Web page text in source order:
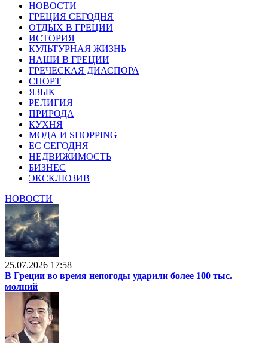
НОВОСТИ
ГРЕЦИЯ СЕГОДНЯ
ОТДЫХ В ГРЕЦИИ
ИСТОРИЯ
КУЛЬТУРНАЯ ЖИЗНЬ
НАШИ В ГРЕЦИИ
ГРЕЧЕСКАЯ ДИАСПОРА
СПОРТ
ЯЗЫК
РЕЛИГИЯ
ПРИРОДА
КУХНЯ
МОДА И SHOPPING
ЕС СЕГОДНЯ
НЕДВИЖИМОСТЬ
БИЗНЕС
ЭКСКЛЮЗИВ
НОВОСТИ
25.07.2026 17:58
В Греции во время непогоды ударили более 100 тыс.
молний